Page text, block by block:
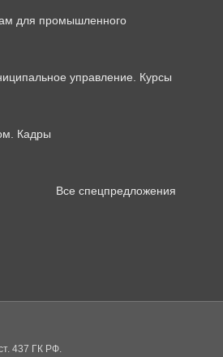
для промышленного
управление. Курсы
Кадры
Все спецпредложения
437 ГК РФ.